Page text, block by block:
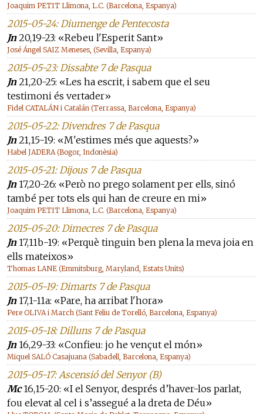
Joaquim PETIT Llimona, L.C. (Barcelona, Espanya)
2015-05-24: Diumenge de Pentecosta
Jn20,19-23: «Rebeu l'Esperit Sant»
José Ángel SAIZ Meneses, (Sevilla, Espanya)
2015-05-23: Dissabte 7 de Pasqua
Jn21,20-25: «Les ha escrit, i sabem que el seu
testimoni és vertader»
Fidel CATALÁN i Catalán (Terrassa, Barcelona, Espanya)
2015-05-22: Divendres 7 de Pasqua
Jn21,15-19: «M'estimes més que aquests?»
Habel JADERA (Bogor, Indonèsia)
2015-05-21: Dijous 7 de Pasqua
Jn17,20-26: «Però no prego solament per ells, sinó
també per tots els qui han de creure en mi»
Joaquim PETIT Llimona, L.C. (Barcelona, Espanya)
2015-05-20: Dimecres 7 de Pasqua
Jn17,11b-19: «Perquè tinguin ben plena la meva joia en
ells mateixos»
Thomas LANE (Emmitsburg, Maryland, Estats Units)
2015-05-19: Dimarts 7 de Pasqua
Jn17,1-11a: «Pare, ha arribat l'hora»
Pere OLIVA i March (Sant Feliu de Torelló, Barcelona, Espanya)
2015-05-18: Dilluns 7 de Pasqua
Jn16,29-33: «Confieu: jo he vençut el món»
Miquel SALÓ Casajuana (Sabadell, Barcelona, Espanya)
2015-05-17: Ascensió del Senyor (B)
Mc16,15-20: «I el Senyor, després d’haver-los parlat,
fou elevat al cel i s’assegué a la dreta de Déu»